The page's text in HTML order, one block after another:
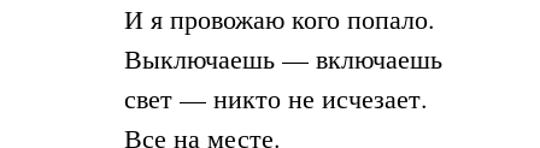
И я провожаю кого попало.
Выключаешь — включаешь
свет — никто не исчезает.
Все на месте.